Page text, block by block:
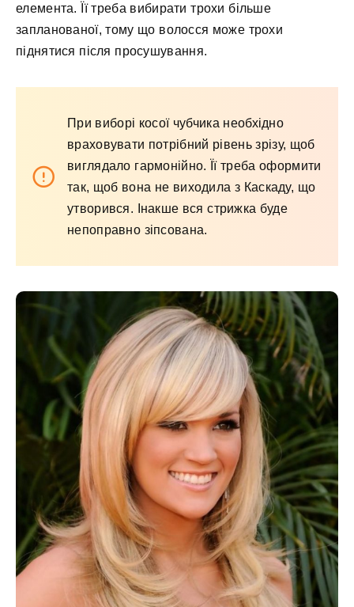
елемента. Її треба вибирати трохи більше
запланованої, тому що волосся може трохи
піднятися після просушування.
При виборі косої чубчика необхідно
враховувати потрібний рівень зрізу, щоб
виглядало гармонійно. Її треба оформити
так, щоб вона не виходила з Каскаду, що
утворився. Інакше вся стрижка буде
непоправно зіпсована.